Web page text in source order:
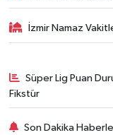
İzmir Namaz
Süper Lig Puan
Fikstür
Son Dakika